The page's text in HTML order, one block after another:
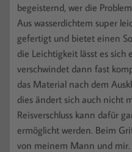
begeisternd, wer die
Aus wasserdichtem super
gefertigt und bietet einen
die Leichtigkeit lässt es
verschwindet dann fast
das Material nach dem
dies ändert sich auch nicht
Reisverschluss kann dafür
ermöglicht werden. Beim
von meinem Mann und